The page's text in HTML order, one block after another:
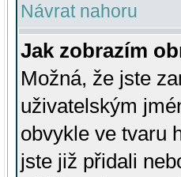
Návrat nahoru
Jak zobrazím
Možná, že jste
uživatelským
obvykle ve tvaru
jste již přidali